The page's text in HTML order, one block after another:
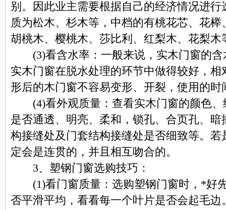
别。因此业主需要根据自己的经济情况进
质为松木、杉木等，中档的有桃花芯、花
胡桃木、樱桃木、莎比利、红梨木、花梨木
(3)看含水率：一般来说，实木门窗的含
实木门窗在脱水处理的环节中做得较好，
形后的木门窗不容易变形、开裂，使用的时
(4)看外观质量：查看实木门窗的颜色、
是否通透、明亮、柔和，锁孔、合页孔、
构接缝处及门套结构接缝处是否细致等。
定会是连贯的，并且相互吻合的。
3、塑钢门窗选购技巧：
(1)看门窗质量：选购塑钢门窗时，*好
否平滑平均，看看每一个叶片是否会起毛